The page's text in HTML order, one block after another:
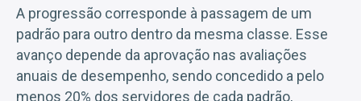
A progressão corresponde à passagem de um
padrão para outro dentro da mesma classe. Esse
avanço depende da aprovação nas avaliações
anuais de desempenho, sendo concedido a pelo
menos 20% dos servidores de cada padrão,